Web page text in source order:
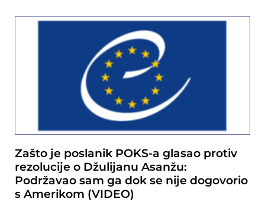
Zašto je poslanik POKS-a glasao protiv
rezolucije o Džulijanu Asanžu:
Podržavao sam ga dok se nije dogovorio
s Amerikom (VIDEO)